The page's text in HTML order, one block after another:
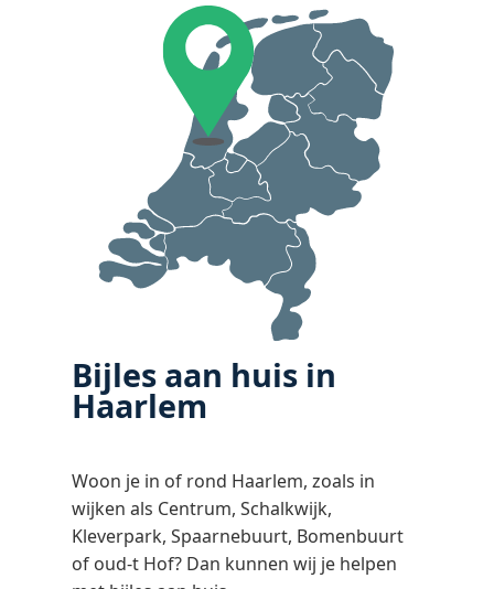
Bijles aan huis in
Haarlem
Woon je in of rond Haarlem, zoals in
wijken als Centrum, Schalkwijk,
Kleverpark, Spaarnebuurt, Bomenbuurt
of oud‑t Hof? Dan kunnen wij je helpen